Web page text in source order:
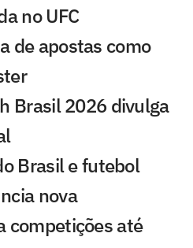
no UFC
de apostas como
Brasil 2026 divulga
Brasil e futebol
nova
competições até